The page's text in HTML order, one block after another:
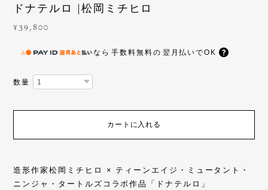
ドナテルロ |松岡ミチヒロ
¥39,800
なら 手数料無料の 翌月払いでOK
数量
カートに入れる
造形作家松岡ミチヒロ × ティーンエイジ・ミュータント・
ニンジャ・タートルズコラボ作品「ドナテルロ」